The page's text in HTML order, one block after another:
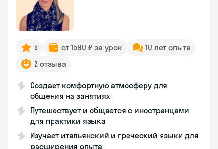
5 от 1590 ₽ за урок
10 лет опыта
2 отзыва
Создает комфортную атмосферу для
общения на занятиях
Путешествует и общается с иностранцами
для практики языка
Изучает итальянский и греческий языки для
расширения опыта